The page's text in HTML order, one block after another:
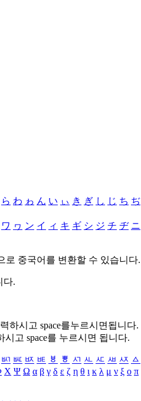
ら わ ゎ ん い ぃ き ぎ し じ ち ぢ
ワ ヮ ン イ ィ キ ギ シ ジ チ ヂ ニ
로 중국어를 변환할 수 있습니다.
다.
하시고 space를누르시면됩니다.
시고 space를 누르시면 됩니다.
ㅴ ㅵ ㅶ ㅷ ㅸ ㅹ ㅺ ㅻ ㅼ ㅽ ㅾ ㅿ
Χ Ψ Ω α β γ δ ε ζ η θ ι κ λ μ ν ξ ο π